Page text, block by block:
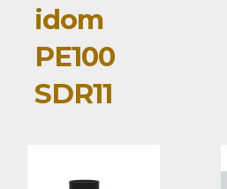
idom
PE100
SDR11